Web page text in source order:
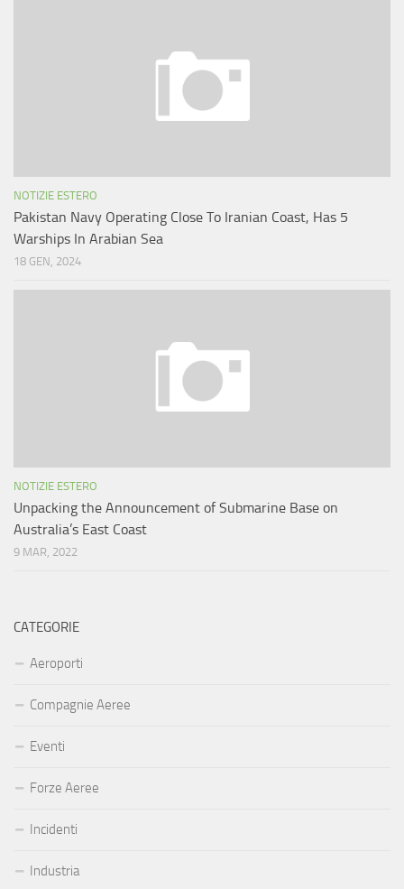
NOTIZIE ESTERO
Pakistan Navy Operating Close To Iranian Coast, Has 5
Warships In Arabian Sea
18 GEN, 2024
NOTIZIE ESTERO
Unpacking the Announcement of Submarine Base on
Australia’s East Coast
9 MAR, 2022
CATEGORIE
Aeroporti
Compagnie Aeree
Eventi
Forze Aeree
Incidenti
Industria